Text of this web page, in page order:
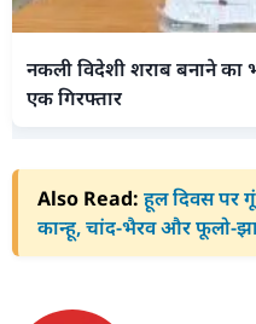
नकली विदेशी शराब बनाने का
एक गिरफ्तार
Also Read: हूल दिवस पर
कान्हू, चांद-भैरव और फूलो-